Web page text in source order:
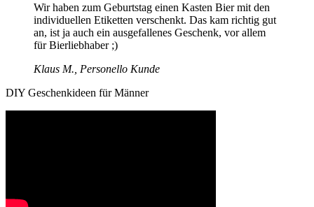
Wir haben zum Geburtstag einen Kasten Bier mit den
individuellen Etiketten verschenkt. Das kam richtig gut
an, ist ja auch ein ausgefallenes Geschenk, vor allem
für Bierliebhaber ;)
Klaus M., Personello Kunde
DIY Geschenkideen für Männer